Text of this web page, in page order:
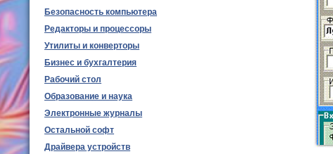
Безопасность компьютера
Редакторы и процессоры
Утилиты и конверторы
Бизнес и бухгалтерия
Рабочий стол
Образование и наука
Электронные журналы
Остальной софт
Драйвера устройств